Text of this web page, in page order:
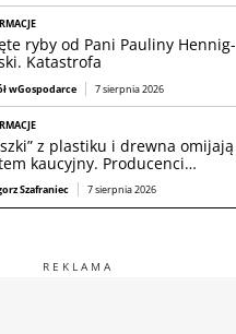
ryby od Pani Pauliny Hennig-
Katastrofa
wGospodarce 7 sierpnia 2026
z plastiku i drewna omijają
kaucyjny. Producenci…
Szafraniec 7 sierpnia 2026